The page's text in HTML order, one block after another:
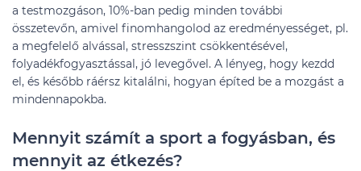
a testmozgáson, 10%-ban pedig minden további
összetevőn, amivel finomhangolod az eredményességet, pl.
a megfelelő alvással, stresszszint csökkentésével,
folyadékfogyasztással, jó levegővel. A lényeg, hogy kezdd
el, és később ráérsz kitalálni, hogyan építed be a mozgást a
mindennapokba.
Mennyit számít a sport a fogyásban, és
mennyit az étkezés?